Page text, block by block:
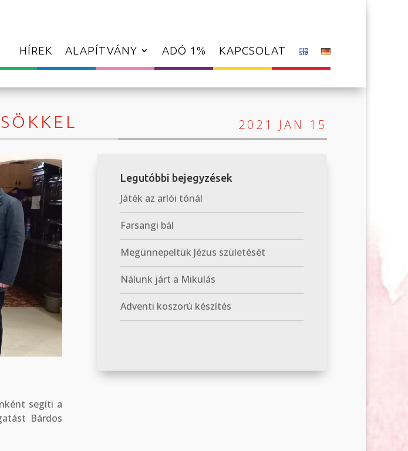
HÍREK ALAPÍTVÁNY ADÓ 1% KAPCSOLAT
2021 JAN 15
segíti a
Bárdos
Legutóbbi bejegyzések
Játék az arlói tónál
Farsangi bál
Megünnepeltük Jézus születését
Nálunk járt a Mikulás
Adventi koszorú készítés